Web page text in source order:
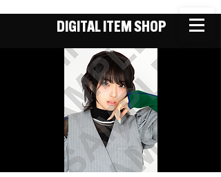
DIGITAL ITEM SHOP